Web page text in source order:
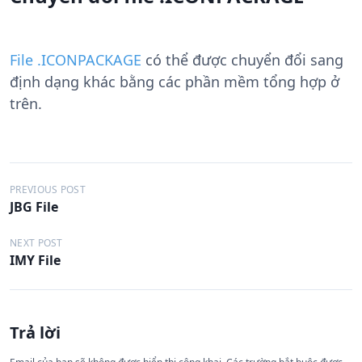
File .ICONPACKAGE có thể được chuyển đổi sang
định dạng khác bằng các phần mềm tổng hợp ở
trên.
Đ
i
ề
u
h
ớ
PREVIOUS POST
JBG File
NEXT POST
IMY File
Trả lời